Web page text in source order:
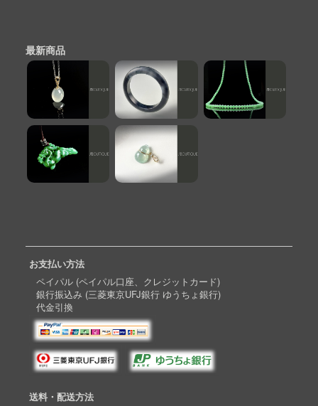
最新商品
お支払い方法
ペイパル (ペイパル口座、クレジットカード)
銀行振込み (三菱東京UFJ銀行 ゆうちょ銀行)
代金引換
送料・配送方法